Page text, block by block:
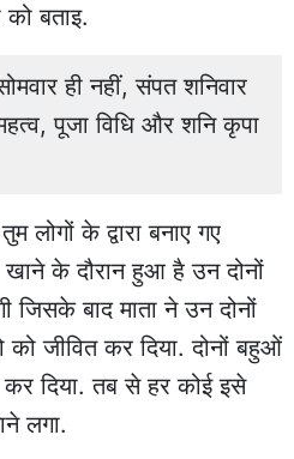
को बताइ.
ही नहीं, संपत शनिवार
पूजा विधि और शनि कृपा
लोगों के द्वारा बनाए गए
खाने के दौरान हुआ है उन दोनों
जिसके बाद माता ने उन दोनों
को जीवित कर दिया. दोनों बहुओं
दिया. तब से हर कोई इसे
लगा.